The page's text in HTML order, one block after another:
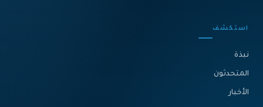
استكشف
نبذة‎
المتحدثون
الأخبار